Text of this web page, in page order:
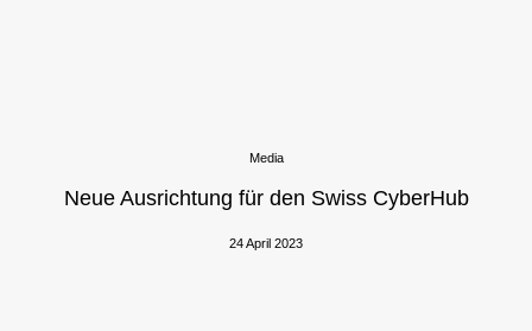
Media
Neue Ausrichtung für den Swiss CyberHub
24 April 2023